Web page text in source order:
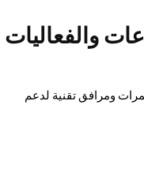
والفعاليات
ومرافق تقنية لدعم